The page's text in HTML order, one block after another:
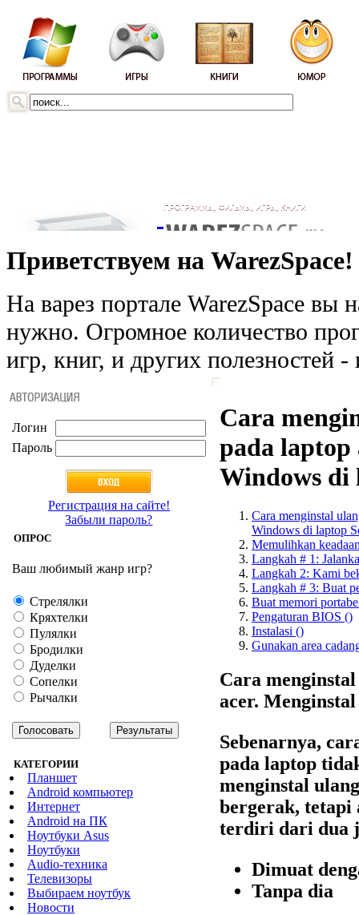
Приветствуем на WarezSpace!
На варез портале WarezSpace вы
нужно. Огромное количество
игр, книг, и других полезностей
Логин
Пароль
Регистрация на сайте!
Забыли пароль?
ОПРОС
Ваш любимый жанр игр?
Стрелялки
Кряхтелки
Пулялки
Бродилки
Дуделки
Сопелки
Рычалки
КАТЕГОРИИ
Планшет
Android компьютер
Интернет
Android на ПК
Ноутбуки Asus
Ноутбуки
Audiо-техника
Телевизоры
Выбираем ноутбук
Новости
Cara
pada laptop
Windows di
Cara menginstal
Windows di laptop
Memulihkan
Langkah # 1:
Langkah 2: Kami
Langkah # 3: Buat
Buat memori
Pengaturan BIOS ()
Instalasi ()
Gunakan area
Cara
acer.
Sebenarnya,
pada laptop
menginstal
bergerak, tetapi
terdiri dari dua
Dimuat
Tanpa dia